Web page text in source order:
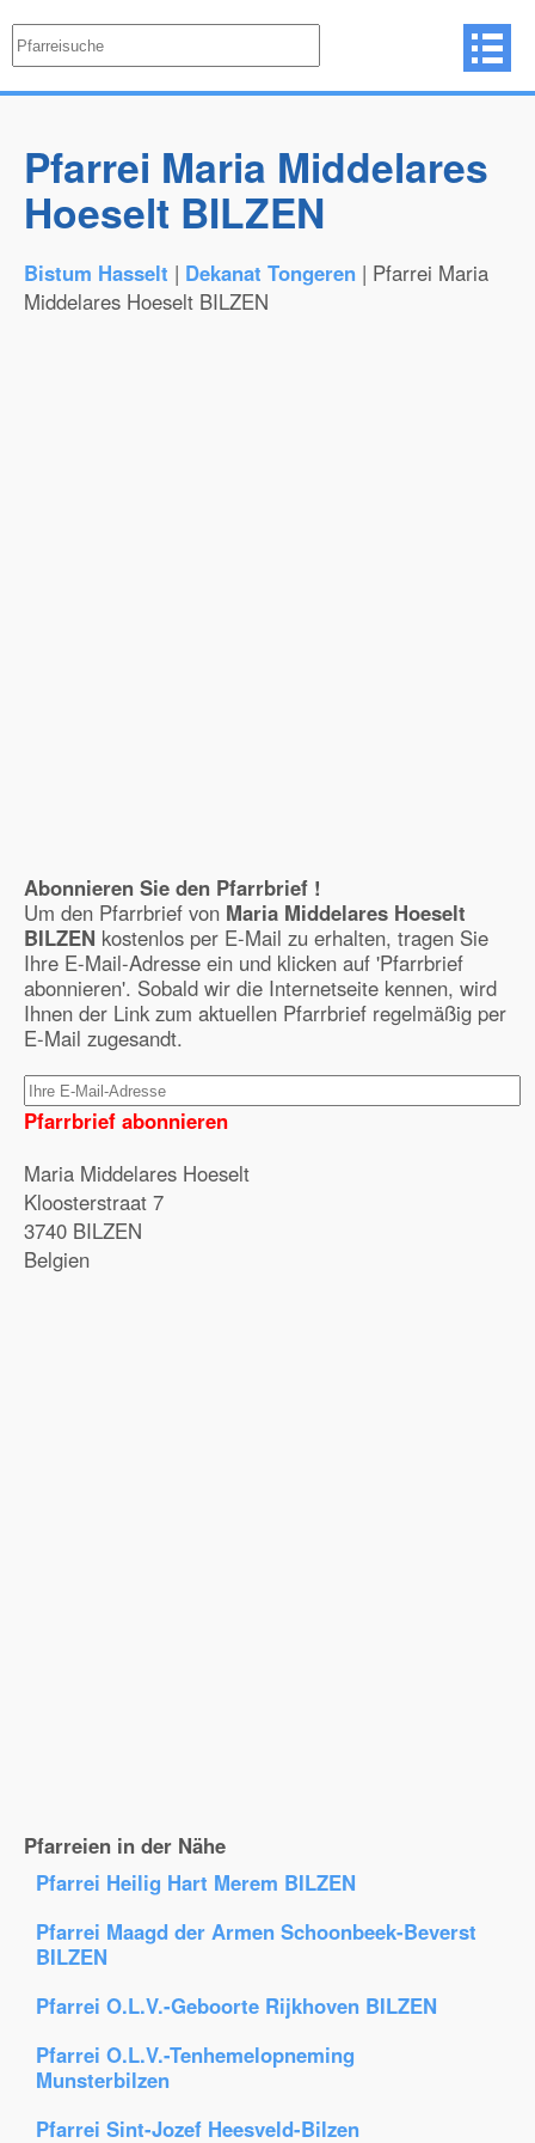
Pfarrei Maria Middelares
Hoeselt BILZEN
Bistum Hasselt | Dekanat Tongeren | Pfarrei Maria
Middelares Hoeselt BILZEN
Abonnieren Sie den Pfarrbrief !
Um den Pfarrbrief von Maria Middelares Hoeselt
BILZEN kostenlos per E-Mail zu erhalten, tragen Sie
Ihre E-Mail-Adresse ein und klicken auf 'Pfarrbrief
abonnieren'. Sobald wir die Internetseite kennen, wird
Ihnen der Link zum aktuellen Pfarrbrief regelmäßig per
E-Mail zugesandt.
Pfarrbrief abonnieren
Maria Middelares Hoeselt
Kloosterstraat 7
3740 BILZEN
Belgien
Pfarreien in der Nähe
Pfarrei Heilig Hart Merem BILZEN
Pfarrei Maagd der Armen Schoonbeek-Beverst
BILZEN
Pfarrei O.L.V.-Geboorte Rijkhoven BILZEN
Pfarrei O.L.V.-Tenhemelopneming
Munsterbilzen
Pfarrei Sint-Jozef Heesveld-Bilzen